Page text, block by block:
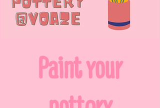
Paint your